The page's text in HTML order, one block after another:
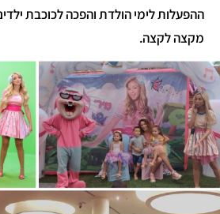
ההפעלות לימי הולדת והפכה לכוכבת
מקצה לקצה.